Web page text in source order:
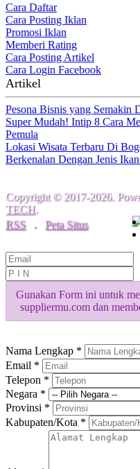
Cara Daftar
Cara Posting Iklan
Promosi Iklan
Memberi Rating
Cara Posting Artikel
Cara Login Facebook
Artikel
Pesona Bisnis yang Semakin
Super Mudah! Intip 8 Cara
Pemula
Lokasi Wisata Terbaru Di
Berkenalan Dengan Jenis
Copyright © 2017-2026.
TECH.
RSS
. Peta Situs
Gunakan Form ini untuk
suppliermu.com dan
Nama Lengkap *
Email *
Telepon *
Negara *
Provinsi *
Kabupaten/Kota *